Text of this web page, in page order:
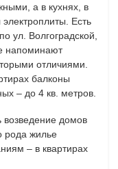
а в кухнях, в
Есть
ул. Волгоградской,
напоминают
отличиями.
балконы
– до 4 кв. метров.
возведение домов
рода жилье
– в квартирах